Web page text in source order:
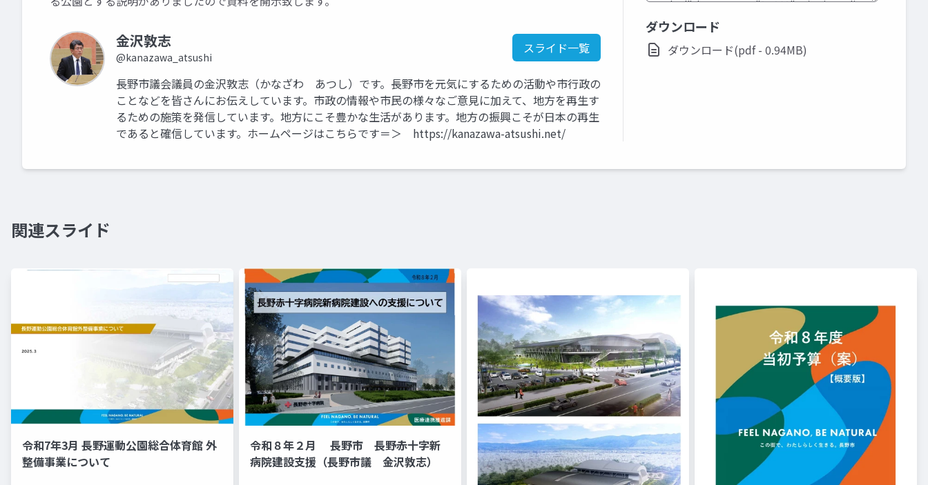
金沢敦志
@kanazawa_atsushi
スライド一覧
長野市議会議員の金沢敦志（かなざわ あつし）です。長野市を元気にするための活動や市行政の
ことなどを皆さんにお伝えしています。市政の情報や市民の様々なご意見に加えて、地方を再生す
るための施策を発信しています。地方にこそ豊かな生活があります。地方の振興こそが日本の再生
であると確信しています。ホームページはこちらです＝＞ https://kanazawa-atsushi.net/
ダウンロード
ダウンロード(pdf - 0.94MB)
関連スライド
令和7年3月 長野運動公園総合体育館 外
整備事業について
令和８年２月 長野市 長野赤十字新
病院建設支援（長野市議 金沢敦志）